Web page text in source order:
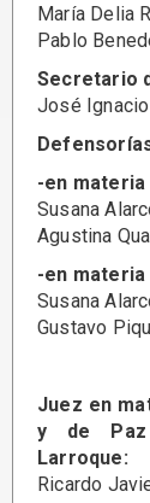
María Delia
Pablo
Secretario
José
-en materia
Susana
Agustina
-en materia
Susana
Gustavo
Juez en
y de Paz
Larroque:
Ricardo